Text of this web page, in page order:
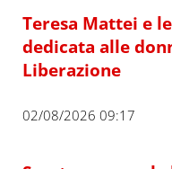
Teresa Mattei e
dedicata alle
Liberazione
02/08/2026 09:17